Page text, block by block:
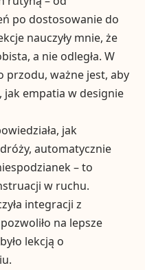
po dostosowanie do
nauczyły mnie, że
a nie odległa. W
przodu, ważne jest, aby
jak empatia w designie
jak
automatycznie
– to
w ruchu.
integracji z
na lepsze
lekcją o